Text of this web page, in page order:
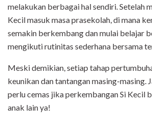
melakukan berbagai hal sendiri. Setelah
Kecil masuk masa prasekolah, di mana
semakin berkembang dan mulai belajar
mengikuti rutinitas sederhana bersama
Meski demikian, setiap tahap
keunikan dan tantangan masing-masing.
perlu cemas jika perkembangan Si Kecil
anak lain ya!